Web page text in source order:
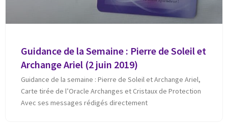
Guidance de la Semaine : Pierre de Soleil et
Archange Ariel (2 juin 2019)
Guidance de la semaine : Pierre de Soleil et Archange Ariel,
Carte tirée de l’Oracle Archanges et Cristaux de Protection
Avec ses messages rédigés directement